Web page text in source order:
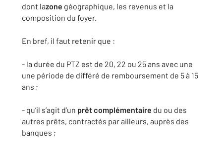
dont lazone géographique, les revenus et la
composition du foyer.
En bref, il faut retenir que :
- la durée du PTZ est de 20, 22 ou 25 ans avec une
une période de différé de remboursement de 5 à 15
ans ;
- qu’il s’agit d’un prêtcomplémentaire du ou des
autres prêts, contractés par ailleurs, auprès des
banques ;